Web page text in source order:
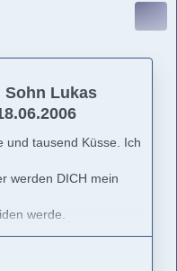
Sohn Lukas
und tausend Küsse. Ich
werden DICH mein
werde.